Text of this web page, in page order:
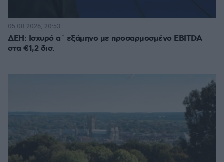
ΔΕΗ: Ισχυρό α΄ εξάμηνο με προσαρμοσμένο EBITDA
στα €1,2 δισ.
05.08.2026, 20:53